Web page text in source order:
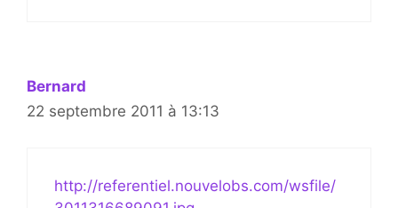
Bernard
22 septembre 2011 à 13:13
http://referentiel.nouvelobs.com/wsfile/